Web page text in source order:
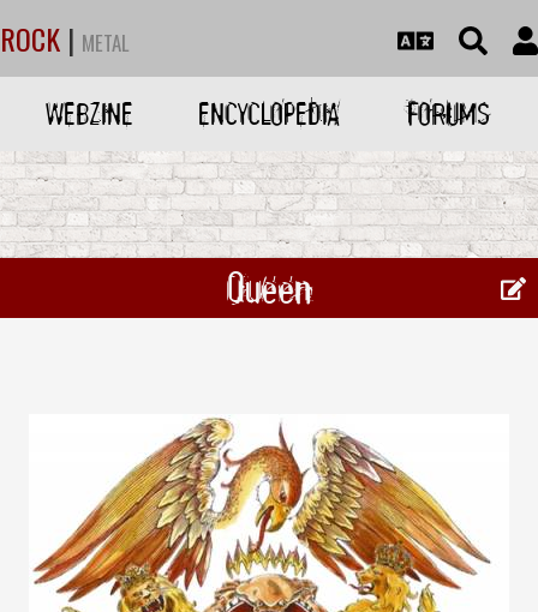
ROCK | METAL
WEBZINE ENCYCLOPEDIA FORUMS
Queen